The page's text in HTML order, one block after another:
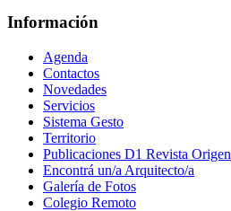
Información
Agenda
Contactos
Novedades
Servicios
Sistema Gesto
Territorio
Publicaciones D1 Revista Origen
Encontrá un/a Arquitecto/a
Galería de Fotos
Colegio Remoto